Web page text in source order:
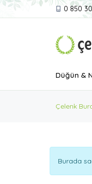
0 850
Düğün &
Çelenk
Burada